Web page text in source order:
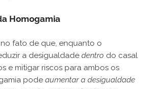
Homogamia
fato de que, enquanto o
a desigualdade dentro do casal
e mitigar riscos para ambos os
pode aumentar a desigualdade